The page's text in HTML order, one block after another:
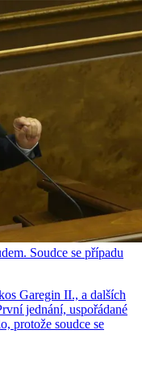
Soudce se případu
Garegin II., a dalších
jednání, uspořádané
protože soudce se